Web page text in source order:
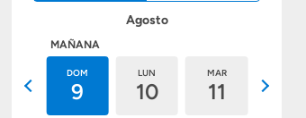
Agosto
MAÑANA
DOM
9
LUN
10
MAR
11